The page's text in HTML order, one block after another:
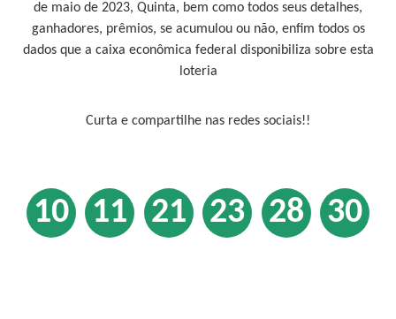
de maio de 2023, Quinta, bem como todos seus detalhes,
ganhadores, prêmios, se acumulou ou não, enfim todos os
dados que a caixa econômica federal disponibiliza sobre esta
loteria
Curta e compartilhe nas redes sociais!!
10 11 21 23 28 30